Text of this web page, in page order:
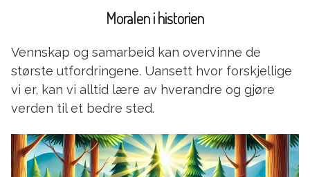
Moralen i historien
Vennskap og samarbeid kan overvinne de
største utfordringene. Uansett hvor forskjellige
vi er, kan vi alltid lære av hverandre og gjøre
verden til et bedre sted.